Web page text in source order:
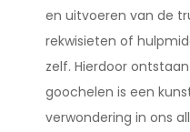
en uitvoeren van de
rekwisieten of
zelf. Hierdoor
goochelen is een
verwondering in ons